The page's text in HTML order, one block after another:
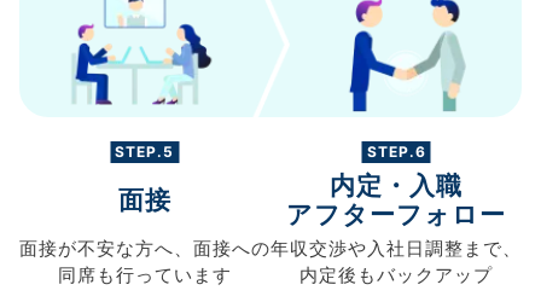
STEP.5
面接
面接が不安な方へ、 面接への
同席も行っています
STEP.6
内定・入職
アフターフォロー
年収交渉や入社日調整まで、
内定後もバックアップ